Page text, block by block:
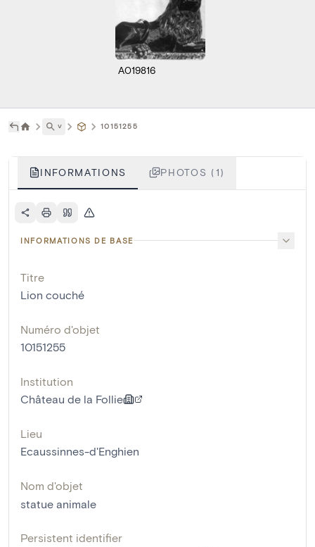
A019816
˅ 10151255
INFORMATIONS PHOTOS (1)
INFORMATIONS DE BASE
Titre
Lion couché
Numéro d'objet
10151255
Institution
Château de la Follie
Lieu
Ecaussinnes-d'Enghien
Nom d'objet
statue animale
Persistent identifier